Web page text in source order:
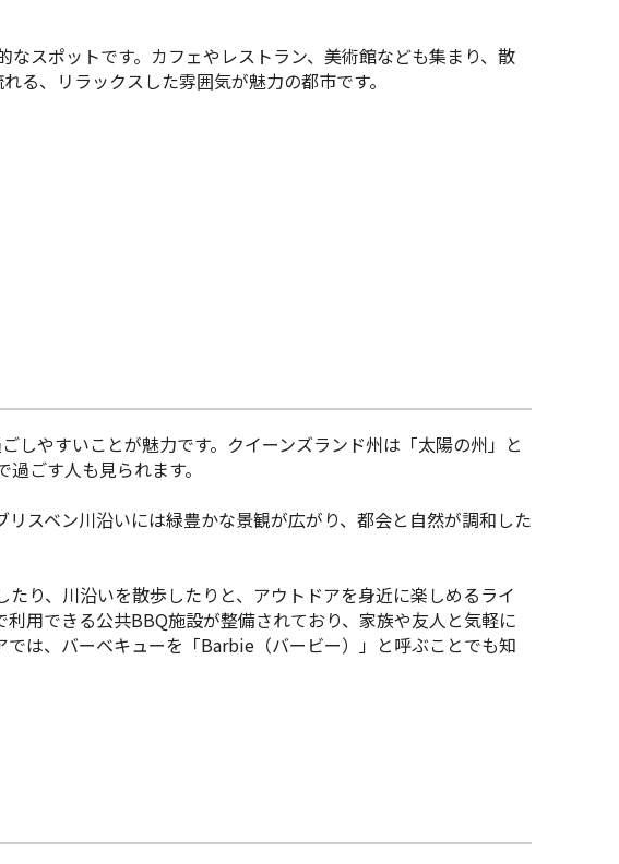
なスポットです。カフェやレストラン、美術館なども集まり、散
る、リラックスした雰囲気が魅力の都市です。
しやすいことが魅力です。クイーンズランド州は「太陽の州」と
ごす人も見られます。
スベン川沿いには緑豊かな景観が広がり、都会と自然が調和した
り、川沿いを散歩したりと、アウトドアを身近に楽しめるライ
用できる公共BBQ施設が整備されており、家族や友人と気軽に
は、バーベキューを「Barbie（バービー）」と呼ぶことでも知